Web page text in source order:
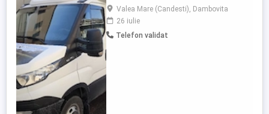
Mare, langa oras Gaesti Dambovita, ferma
de gaini oua Albert. Se încarcă și se
descarcă mecanizat cu Liza electrică.
Programul de dimineață de luni până
Valea Mare (Candesti), Dambovita
26 iulie
Telefon validat